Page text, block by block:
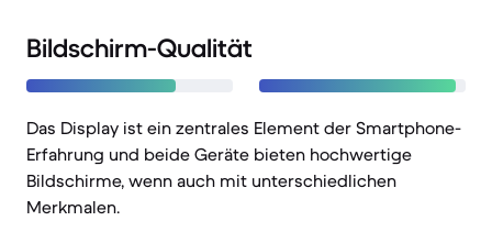
Bildschirm-Qualität
Das Display ist ein zentrales Element der Smartphone-
Erfahrung und beide Geräte bieten hochwertige
Bildschirme, wenn auch mit unterschiedlichen
Merkmalen.